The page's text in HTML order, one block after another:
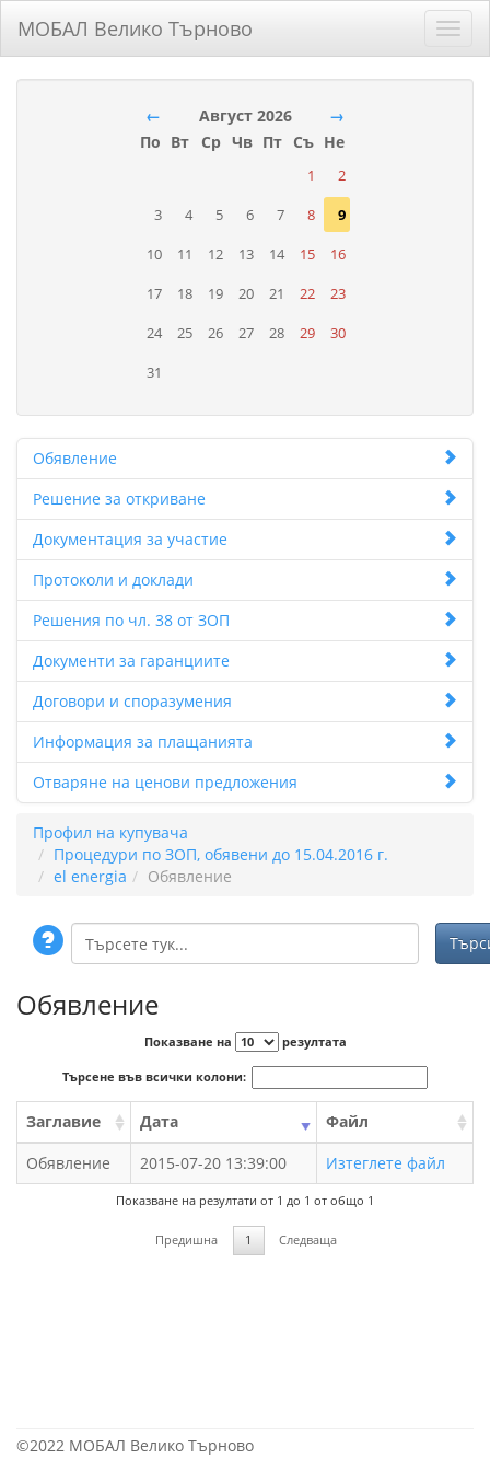
МОБАЛ Велико Търново
← Август 2026
→
По Вт Ср Чв Пт Съ Не
1
2
3
4 5 6 7 8
9
10
11 12 13 14 15
16
17
18 19 20 21 22
23
24
25 26 27 28 29
30
31
Обявление
Решение за откриване
Документация за участие
Протоколи и доклади
Решения по чл. 38 от ЗОП
Документи за гаранциите
Договори и споразумения
Информация за плащанията
Отваряне на ценови предложения
Профил на купувача
Процедури по ЗОП, обявени до 15.04.2016 г.
el energia
Обявление
Обявление
Показване на резултата
Търсене във всички колони:
Заглавие Дата
Файл
Обявление
2015-07-20 13:39:00 Изтеглете файл
Показване на резултати от 1 до 1 от общо 1
Предишна 1 Следваща
©2022 МОБАЛ Велико Търново